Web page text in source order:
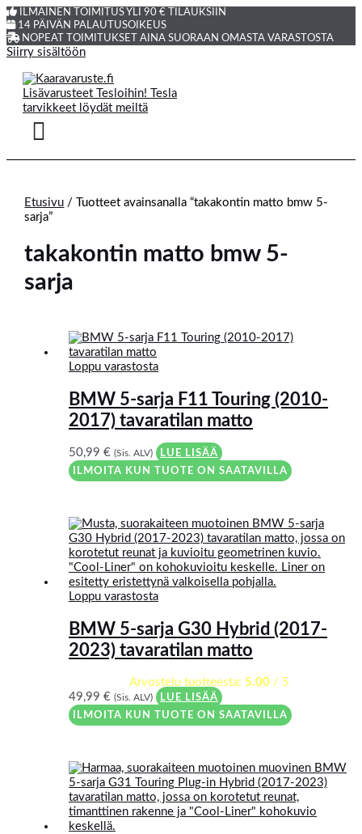
ILMAINEN TOIMITUS YLI 90 € TILAUKSIIN
14 PÄIVÄN PALAUTUSOIKEUS
NOPEAT TOIMITUKSET AINA SUORAAN OMASTA VARASTOSTA
Siirry sisältöön
Etusivu / Tuotteet avainsanalla “takakontin matto bmw 5-
sarja”
takakontin matto bmw 5-
sarja
Loppu varastosta
BMW 5-sarja F11 Touring (2010-
2017) tavaratilan matto
50,99€ (Sis. ALV)
LUE LISÄÄ
ILMOITA KUN TUOTE ON SAATAVILLA
Loppu varastosta
BMW 5-sarja G30 Hybrid (2017-
2023) tavaratilan matto
Arvostelu tuotteesta: 5.00/ 5
49,99€ (Sis. ALV)
LUE LISÄÄ
ILMOITA KUN TUOTE ON SAATAVILLA